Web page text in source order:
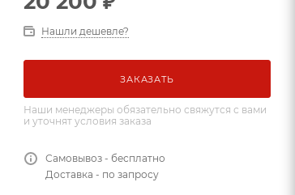
Нашли дешевле?
ЗАКАЗАТЬ
Наши менеджеры обязательно свяжутся с вами
и уточнят условия заказа
Самовывоз - бесплатно
Доставка - по запросу